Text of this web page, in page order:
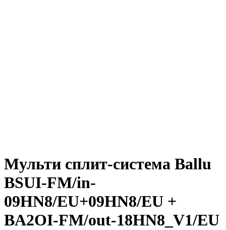
Мульти сплит-система Ballu
BSUI-FM/in-
09HN8/EU+09HN8/EU +
BA2OI-FM/out-18HN8_V1/EU